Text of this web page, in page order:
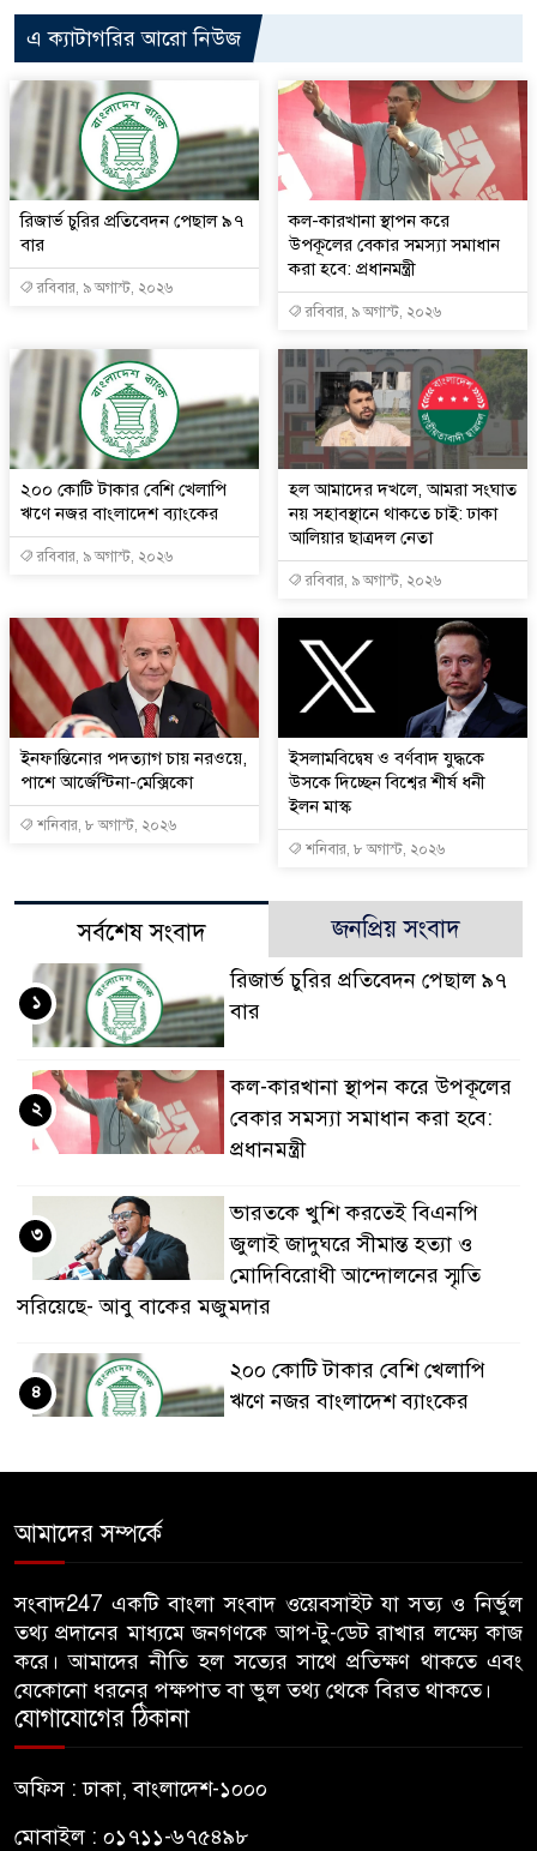
এ ক্যাটাগরির আরো নিউজ
রিজার্ভ চুরির প্রতিবেদন পেছাল ৯৭
বার
রবিবার, ৯ অগাস্ট, ২০২৬
কল-কারখানা স্থাপন করে
উপকূলের বেকার সমস্যা সমাধান
করা হবে: প্রধানমন্ত্রী
রবিবার, ৯ অগাস্ট, ২০২৬
২০০ কোটি টাকার বেশি খেলাপি
ঋণে নজর বাংলাদেশ ব্যাংকের
রবিবার, ৯ অগাস্ট, ২০২৬
হল আমাদের দখলে, আমরা সংঘাত
নয় সহাবস্থানে থাকতে চাই: ঢাকা
আলিয়ার ছাত্রদল নেতা
রবিবার, ৯ অগাস্ট, ২০২৬
ইনফান্তিনোর পদত্যাগ চায় নরওয়ে,
পাশে আর্জেন্টিনা-মেক্সিকো
শনিবার, ৮ অগাস্ট, ২০২৬
ইসলামবিদ্বেষ ও বর্ণবাদ যুদ্ধকে
উসকে দিচ্ছেন বিশ্বের শীর্ষ ধনী
ইলন মাস্ক
শনিবার, ৮ অগাস্ট, ২০২৬
সর্বশেষ সংবাদ জনপ্রিয় সংবাদ
রিজার্ভ চুরির প্রতিবেদন পেছাল ৯৭
বার
১
কল-কারখানা স্থাপন করে উপকূলের
বেকার সমস্যা সমাধান করা হবে:
প্রধানমন্ত্রী
২
ভারতকে খুশি করতেই বিএনপি
জুলাই জাদুঘরে সীমান্ত হত্যা ও
মোদিবিরোধী আন্দোলনের স্মৃতি
সরিয়েছে- আবু বাকের মজুমদার
৩
২০০ কোটি টাকার বেশি খেলাপি
ঋণে নজর বাংলাদেশ ব্যাংকের
৪
মাদক কারবারিদের ধরতে পুরস্কার
নয় সহাবস্থানে থাকতে চাই: ঢাকা
আলিয়ার ছাত্রদল নেতা
৬
নারী শিক্ষার্থীর অগোচরে ভিডিও
স্মারকলিপি
৭
আমাদের সম্পর্কে
সংবাদ247 একটি বাংলা সংবাদ ওয়েবসাইট যা সত্য ও নির্ভুল
তথ্য প্রদানের মাধ্যমে জনগণকে আপ-টু-ডেট রাখার লক্ষ্যে কাজ
করে। আমাদের নীতি হল সত্যের সাথে প্রতিক্ষণ থাকতে এবং
যেকোনো ধরনের পক্ষপাত বা ভুল তথ্য থেকে বিরত থাকতে।
যোগাযোগের ঠিকানা
অফিস : ঢাকা, বাংলাদেশ-১০০০
মোবাইল : ০১৭১১-৬৭৫৪৯৮